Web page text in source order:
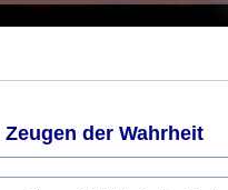
Zeugen der Wahrheit